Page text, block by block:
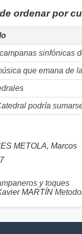
ordenar por
sinfónicas
que emana de
podría
METOLA, Marcos
y toques
MARTÍN